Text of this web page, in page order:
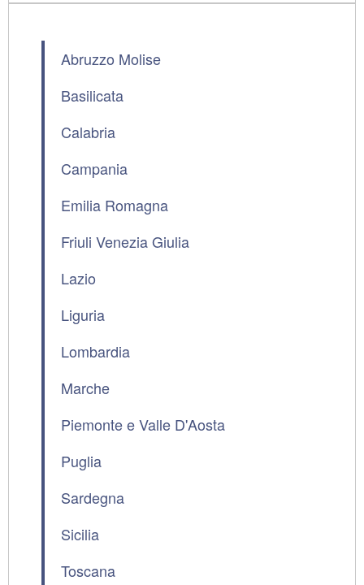
Abruzzo Molise
Basilicata
Calabria
Campania
Emilia Romagna
Friuli Venezia Giulia
Lazio
Liguria
Lombardia
Marche
Piemonte e Valle D'Aosta
Puglia
Sardegna
Sicilia
Toscana